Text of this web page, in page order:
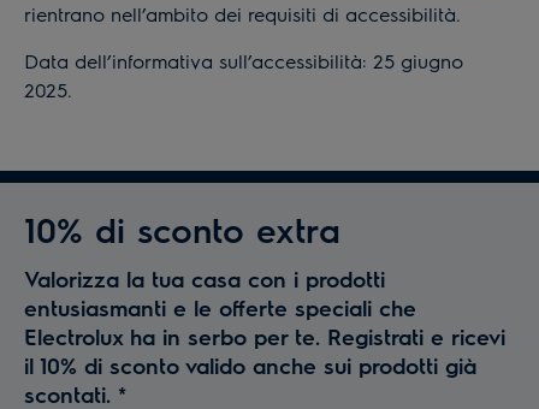
rientrano nell’ambito dei requisiti di accessibilità.
Data dell’informativa sull’accessibilità: 25 giugno
2025.
10% di sconto extra
Valorizza la tua casa con i prodotti
entusiasmanti e le offerte speciali che
Electrolux ha in serbo per te. Registrati e ricevi
il 10% di sconto valido anche sui prodotti già
scontati. *